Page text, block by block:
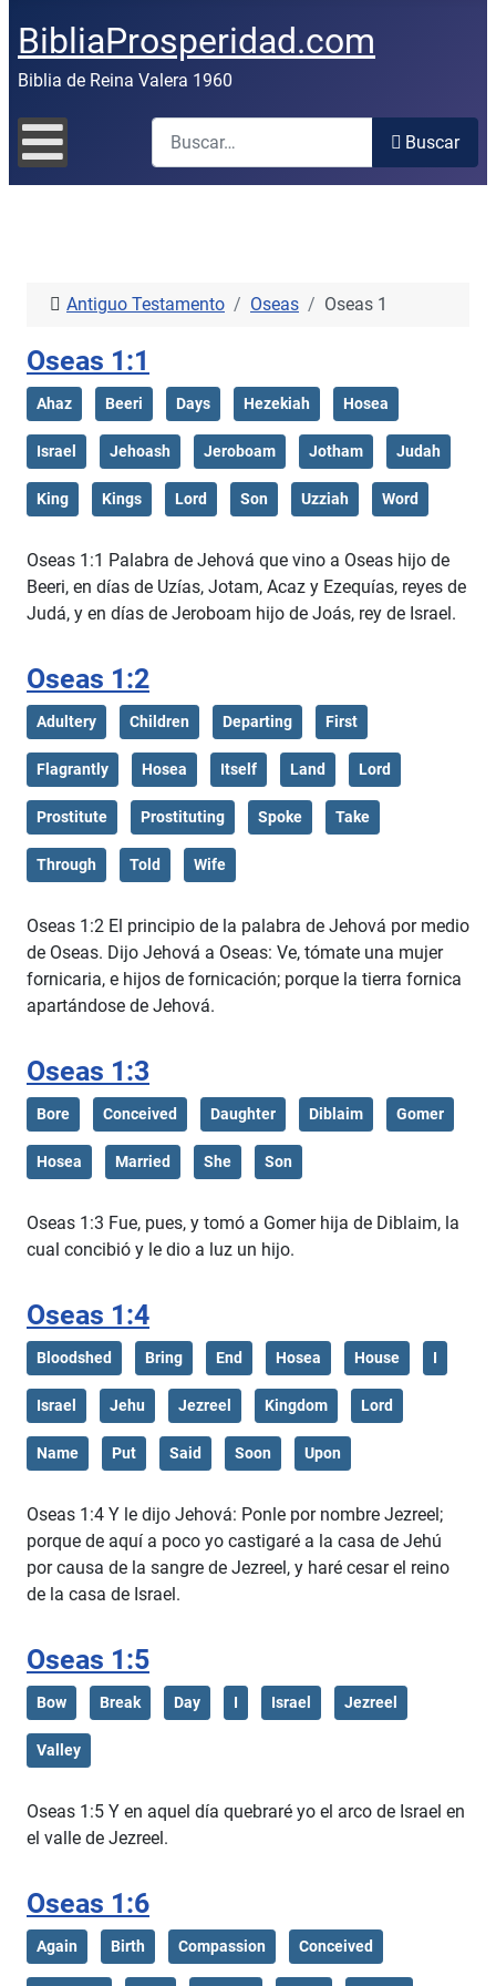
BibliaProsperidad.com
Biblia de Reina Valera 1960
Buscar
Buscar
Antiguo Testamento Oseas Oseas 1
Oseas 1:1
Ahaz Beeri Days Hezekiah Hosea
Israel Jehoash Jeroboam Jotham Judah
King Kings Lord Son Uzziah Word
Oseas 1:1 Palabra de Jehová que vino a Oseas hijo de
Beeri, en días de Uzías, Jotam, Acaz y Ezequías, reyes de
Judá, y en días de Jeroboam hijo de Joás, rey de Israel.
Oseas 1:2
Adultery Children Departing First
Flagrantly Hosea Itself Land Lord
Prostitute Prostituting Spoke Take
Through Told Wife
Oseas 1:2 El principio de la palabra de Jehová por medio
de Oseas. Dijo Jehová a Oseas: Ve, tómate una mujer
fornicaria, e hijos de fornicación; porque la tierra fornica
apartándose de Jehová.
Oseas 1:3
Bore Conceived Daughter Diblaim Gomer
Hosea Married She Son
Oseas 1:3 Fue, pues, y tomó a Gomer hija de Diblaim, la
cual concibió y le dio a luz un hijo.
Oseas 1:4
Bloodshed Bring End Hosea House I
Israel Jehu Jezreel Kingdom Lord
Name Put Said Soon Upon
Oseas 1:4 Y le dijo Jehová: Ponle por nombre Jezreel;
porque de aquí a poco yo castigaré a la casa de Jehú
por causa de la sangre de Jezreel, y haré cesar el reino
de la casa de Israel.
Oseas 1:5
Bow Break Day I Israel Jezreel
Valley
Oseas 1:5 Y en aquel día quebraré yo el arco de Israel en
el valle de Jezreel.
Oseas 1:6
Again Birth Compassion Conceived